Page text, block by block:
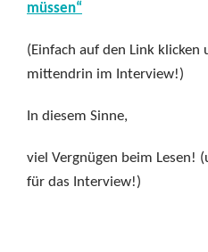
müssen“
(Einfach auf den Link klicken
mittendrin im Interview!)
In diesem Sinne,
viel Vergnügen beim Lesen!
für das Interview!)